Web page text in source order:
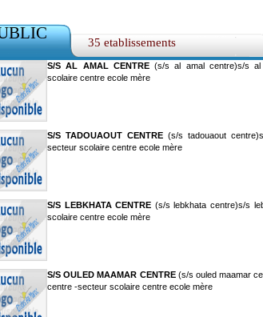
35 etablissements
S/S AL AMAL CENTRE(s/s al amal centre)s/s al
scolaire centre ecole mère
S/S TADOUAOUT CENTRE(s/s tadouaout
secteur scolaire centre ecole mère
S/S LEBKHATA CENTRE (s/s lebkhata centre)s/s
scolaire centre ecole mère
S/S OULED MAAMAR CENTRE(s/s ouled maamar
centre -secteur scolaire centre ecole mère